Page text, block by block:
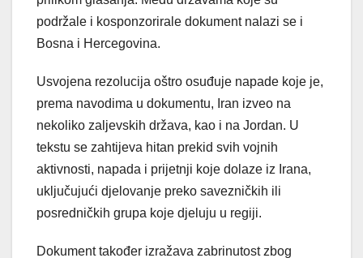
podržale i kosponzorirale dokument nalazi se i
Bosna i Hercegovina.
Usvojena rezolucija oštro osuđuje napade koje je,
prema navodima u dokumentu, Iran izveo na
nekoliko zaljevskih država, kao i na Jordan. U
tekstu se zahtijeva hitan prekid svih vojnih
aktivnosti, napada i prijetnji koje dolaze iz Irana,
uključujući djelovanje preko savezničkih ili
posredničkih grupa koje djeluju u regiji.
Dokument također izražava zabrinutost zbog